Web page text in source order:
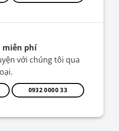
miễn phí
với chúng tôi qua
0932 0000 33